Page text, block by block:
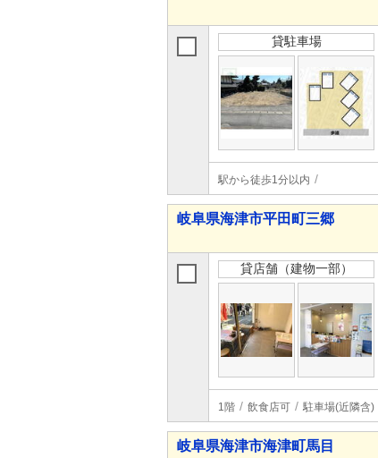
貸駐車場
駅から徒歩1分以内
岐阜県海津市平田町三郷
貸店舗（建物一部）
1階 飲食店可 駐車場(近隣含)
岐阜県海津市海津町馬目